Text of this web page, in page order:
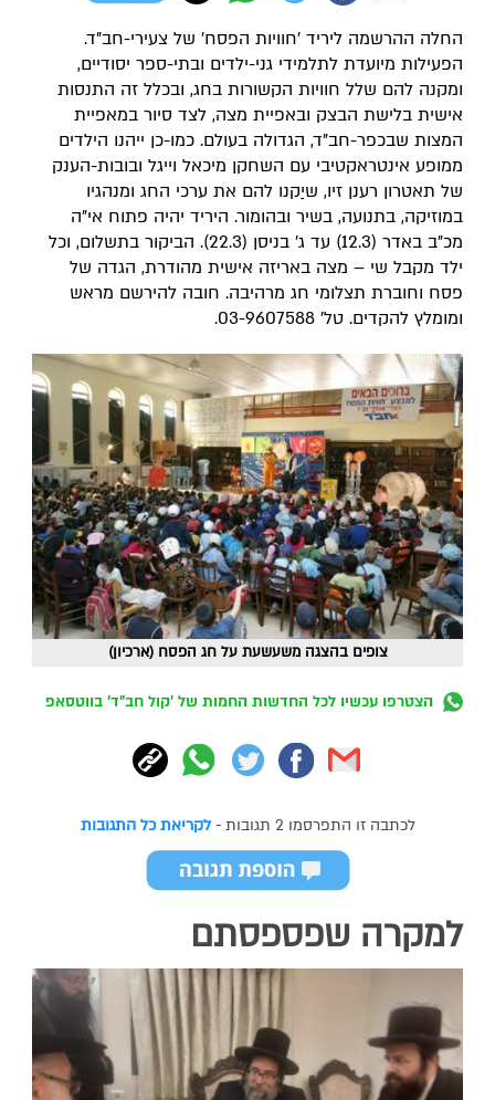
החלה ההרשמה ליריד 'חוויות הפסח' של צעירי-חב"ד.
הפעילות מיועדת לתלמידי גני-ילדים ובתי-ספר יסודיים,
ומקנה להם שלל חוויות הקשורות בחג, ובכלל זה התנסות
אישית בלישת הבצק ובאפיית מצה, לצד סיור במאפיית
המצות שבכפר-חב"ד, הגדולה בעולם. כמו-כן ייהנו הילדים
ממופע אינטראקטיבי עם השחקן מיכאל וייגל ובובות-הענק
של תאטרון רענן זיו, שיַקנו להם את ערכי החג ומנהגיו
במוזיקה, בתנועה, בשיר ובהומור. היריד יהיה פתוח אי"ה
מכ"ב באדר (12.3) עד ג' בניסן (22.3). הביקור בתשלום, וכל
ילד מקבל שי – מצה באריזה אישית מהודרת, הגדה של
פסח וחוברת תצלומי חג מרהיבה. חובה להירשם מראש
ומומלץ להקדים. טל' 03-9607588.
צופים בהצגה משעשעת על חג הפסח (ארכיון)
הצטרפו עכשיו לכל החדשות החמות של 'קול חב"ד' בווטסאפ
לכתבה זו התפרסמו 2 תגובות - לקריאת כל התגובות
למקרה שפספסתם